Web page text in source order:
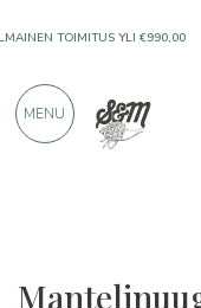
TOIMITUS YLI €990,00
ERINOMAISILTA VALMISTAJILTA
MENU